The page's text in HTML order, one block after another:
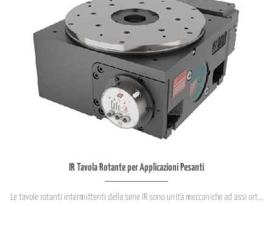
IR Tavola Rotante per Applicazioni Pesanti
Le tavole rotanti intermittenti della serie IR sono unità meccaniche ad assi ort...